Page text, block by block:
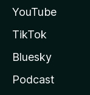
YouTube
TikTok
Bluesky
Podcast